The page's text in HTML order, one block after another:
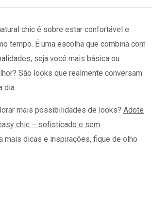
chic é sobre estar confortável e
tempo. É uma escolha que combina com
seja você mais básica ou
São looks que realmente conversam
dia.
mais possibilidades de looks? Adote
chic – sofisticado e sem
mais dicas e inspirações, fique de olho